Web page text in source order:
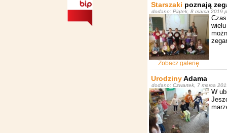
Starszaki poznają
dodano: Piątek, 8 marca 2019
Zobacz galerię
UrodzinyAdama
dodano: Czwartek, 7 marca
W